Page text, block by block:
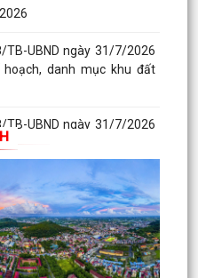
UBND ngày 31/7/2026
danh mục khu đất
UBND ngày 31/7/2026
việc công bố kế hoạch,
KT về viêc công khai
QĐ-UBND ngày 02/7/2026
ủy, HĐND, UBND phường